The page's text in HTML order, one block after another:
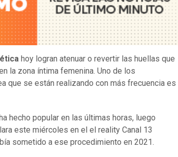
hoy logran atenuar o revertir las huellas que
la zona íntima femenina. Uno de los
que se están realizando con más frecuencia es
hecho popular en las últimas horas, luego
este miércoles en el el reality Canal 13
sometido a ese procedimiento en 2021.